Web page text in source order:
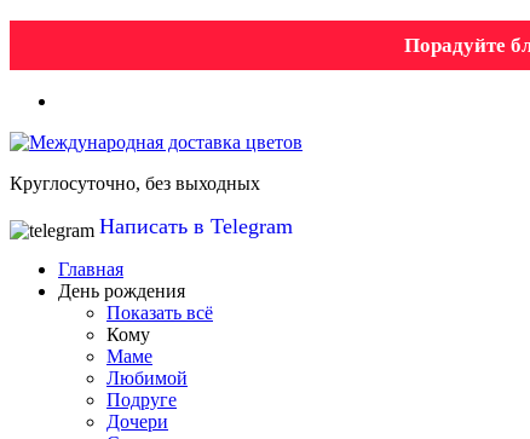
Порадуйте
Круглосуточно, без выходных
Написать в Telegram
Главная
День рождения
Показать всё
Кому
Маме
Любимой
Подруге
Дочери